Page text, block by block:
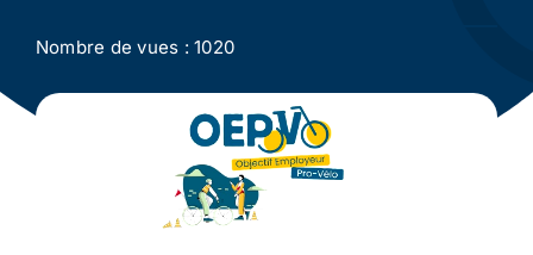
Actualité
Nombre de vues : 1020